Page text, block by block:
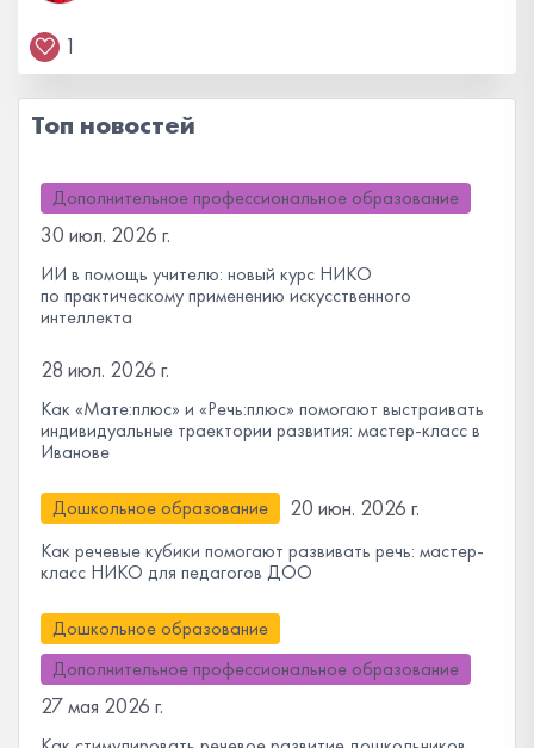
1
Топ новостей
Дополнительное профессиональное образование
30 июл. 2026 г.
ИИ в помощь учителю: новый курс НИКО
по практическому применению искусственного
интеллекта
28 июл. 2026 г.
Как «Мате:плюс» и «Речь:плюс» помогают выстраивать
индивидуальные траектории развития: мастер-класс в
Иванове
Дошкольное образование 20 июн. 2026 г.
Как речевые кубики помогают развивать речь: мастер-
класс НИКО для педагогов ДОО
Дошкольное образование
Дополнительное профессиональное образование
27 мая 2026 г.